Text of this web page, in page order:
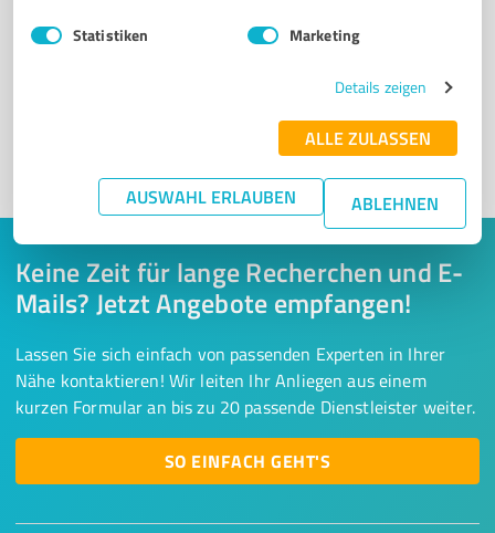
Statistiken Marketing
Details zeigen
ALLE ZULASSEN
AUSWAHL ERLAUBEN ABLEHNEN
Sie möchten auch hier gelistet werden?
Keine Zeit für lange Recherchen und E-
Mails? Jetzt Angebote empfangen!
Lassen Sie sich einfach von passenden Experten in Ihrer
Nähe kontaktieren! Wir leiten Ihr Anliegen aus einem
kurzen Formular an bis zu 20 passende Dienstleister weiter.
SO EINFACH GEHT'S